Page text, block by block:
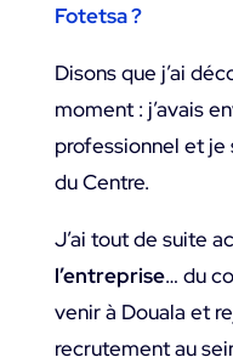
Fotetsa ?
Disons que j’ai
moment : j’avais
professionnel et je
du Centre.
J’ai tout de suite
l’entreprise… du
venir à Douala et
recrutement au